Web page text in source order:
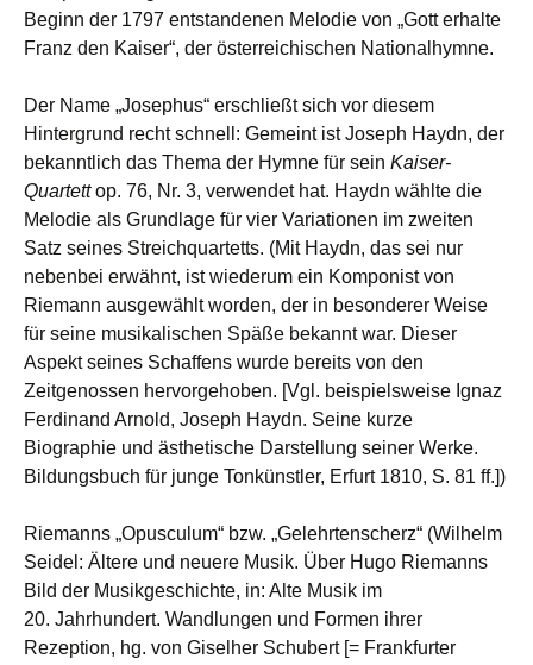
Beginn der 1797 entstandenen Melodie von „Gott erhalte
Franz den Kaiser“, der österreichischen Nationalhymne.
Der Name „Josephus“ erschließt sich vor diesem
Hintergrund recht schnell: Gemeint ist Joseph Haydn, der
bekanntlich das Thema der Hymne für sein Kaiser-
Quartettop. 76, Nr. 3, verwendet hat. Haydn wählte die
Melodie als Grundlage für vier Variationen im zweiten
Satz seines Streichquartetts. (Mit Haydn, das sei nur
nebenbei erwähnt, ist wiederum ein Komponist von
Riemann ausgewählt worden, der in besonderer Weise
für seine musikalischen Späße bekannt war. Dieser
Aspekt seines Schaffens wurde bereits von den
Zeitgenossen hervorgehoben. [Vgl. beispielsweise Ignaz
Ferdinand Arnold, Joseph Haydn. Seine kurze
Biographie und ästhetische Darstellung seiner Werke.
Bildungsbuch für junge Tonkünstler, Erfurt 1810, S. 81 ff.])
Riemanns „Opusculum“ bzw. „Gelehrtenscherz“ (Wilhelm
Seidel: Ältere und neuere Musik. Über Hugo Riemanns
Bild der Musikgeschichte, in: Alte Musik im
20. Jahrhundert. Wandlungen und Formen ihrer
Rezeption, hg. von Giselher Schubert [= Frankfurter